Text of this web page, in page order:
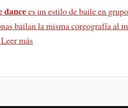
dancees un estilo de baile en
bailan la misma coreografía al
Leer más